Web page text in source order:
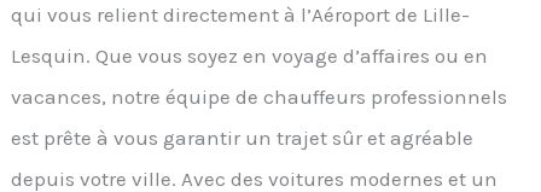
qui vous relient directement à l’Aéroport de Lille-
Lesquin. Que vous soyez en voyage d’affaires ou en
vacances, notre équipe de chauffeurs professionnels
est prête à vous garantir un trajet sûr et agréable
depuis votre ville. Avec des voitures modernes et un